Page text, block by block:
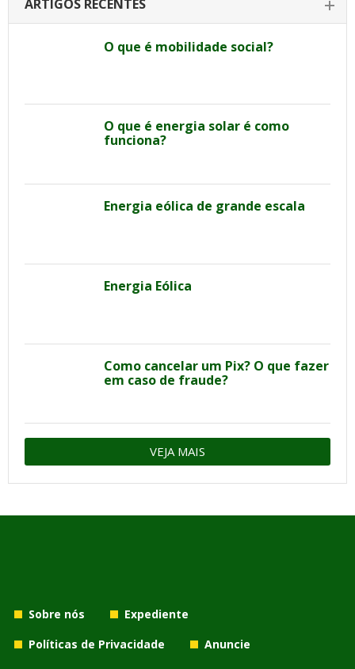
ARTIGOS RECENTES
O que é mobilidade social?
O que é energia solar é como
funciona?
Energia eólica de grande escala
Energia Eólica
Como cancelar um Pix? O que fazer
em caso de fraude?
VEJA MAIS
Sobre nós
Expediente
Políticas de Privacidade
Anuncie